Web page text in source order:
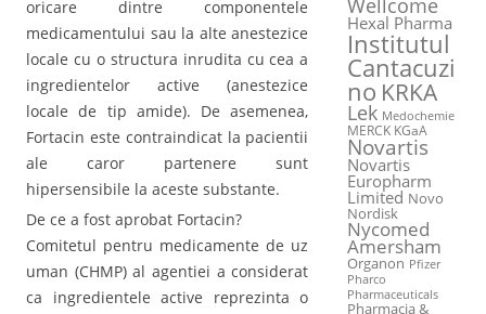
oricare dintre componentele
medicamentului sau la alte anestezice
locale cu o structura inrudita cu cea a
ingredientelor active (anestezice
locale de tip amide). De asemenea,
Fortacin este contraindicat la pacientii
ale caror partenere sunt
hipersensibile la aceste substante.
De ce a fost aprobat Fortacin?
Comitetul pentru medicamente de uz
uman (CHMP) al agentiei a considerat
ca ingredientele active reprezinta o
Hexal Pharma
Institutul
Cantacuzi
no KRKA
Lek Medochemie
MERCK KGaA
Novartis
Novartis
Europharm
Limited Novo
Nordisk
Nycomed
Amersham
Organon Pfizer
Pharco
Pharmaceuticals
Pharmacia &